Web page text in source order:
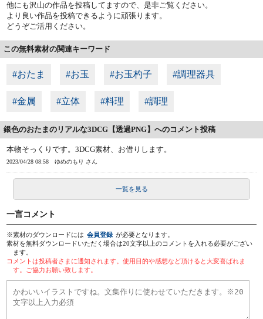
他にも沢山の作品を投稿してますので、是非ご覧ください。
より良い作品を投稿できるように頑張ります。
どうぞご活用ください。
この無料素材の関連キーワード
#おたま #お玉 #お玉杓子 #調理器具
#金属 #立体 #料理 #調理
銀色のおたまのリアルな3DCG【透過PNG】へのコメント投稿
本物そっくりです。3DCG素材、お借りします。
2023/04/28 08:58 ゆめのもり さん
一覧を見る
一言コメント
※素材のダウンロードには 会員登録 が必要となります。
素材を無料ダウンロードいただく場合は20文字以上のコメントを入れる必要がござい
ます。
コメントは投稿者さまに通知されます。使用目的や感想など頂けると大変喜ばれま
す。ご協力お願い致します。